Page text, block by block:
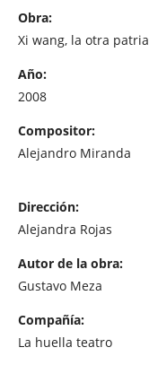
Obra:
Xi wang, la otra patria
Año:
2008
Compositor:
Alejandro Miranda
Dirección:
Alejandra Rojas
Autor de la obra:
Gustavo Meza
Compañía:
La huella teatro